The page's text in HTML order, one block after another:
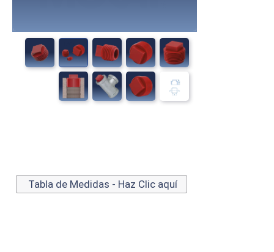
Tabla de Medidas - Haz Clic aquí